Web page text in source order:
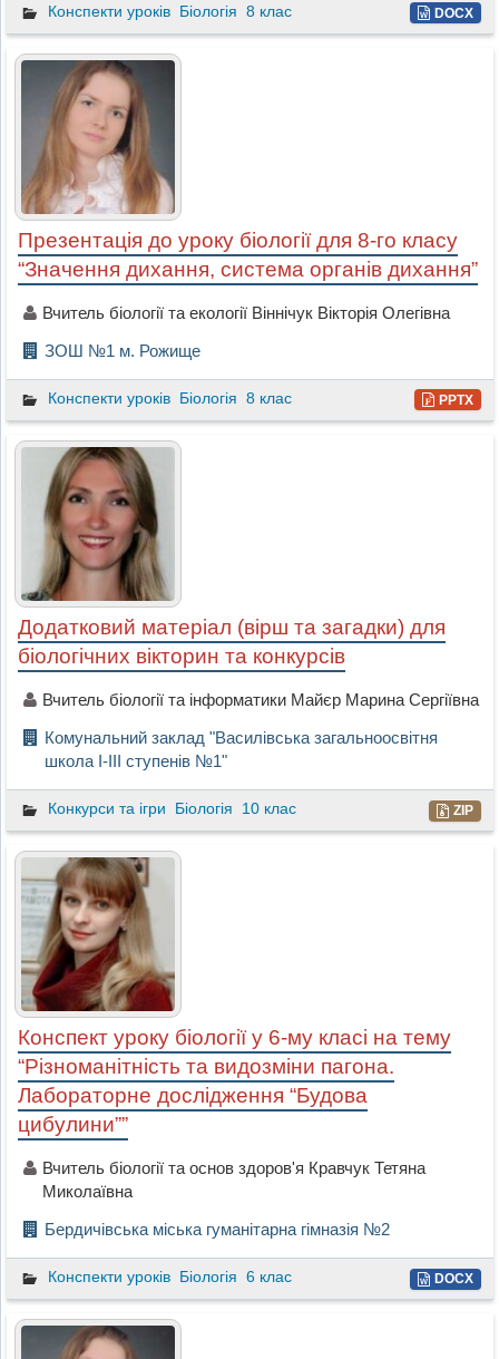
Конспекти уроків Біологія 8 клас DOCX
Презентація до уроку біології для 8-го класу
“Значення дихання, система органів дихання”
Вчитель біології та екології Віннічук Вікторія Олегівна
ЗОШ №1 м. Рожище
Конспекти уроків Біологія 8 клас PPTX
Додатковий матеріал (вірш та загадки) для
біологічних вікторин та конкурсів
Вчитель біології та інформатики Майєр Марина Сергіївна
Комунальний заклад "Василівська загальноосвітня
школа І-ІІІ ступенів №1"
Конкурси та ігри Біологія 10 клас ZIP
Конспект уроку біології у 6-му класі на тему
“Різноманітність та видозміни пагона.
Лабораторне дослідження “Будова
цибулини””
Вчитель біології та основ здоров'я Кравчук Тетяна
Миколаївна
Бердичівська міська гуманітарна гімназія №2
Конспекти уроків Біологія 6 клас DOCX